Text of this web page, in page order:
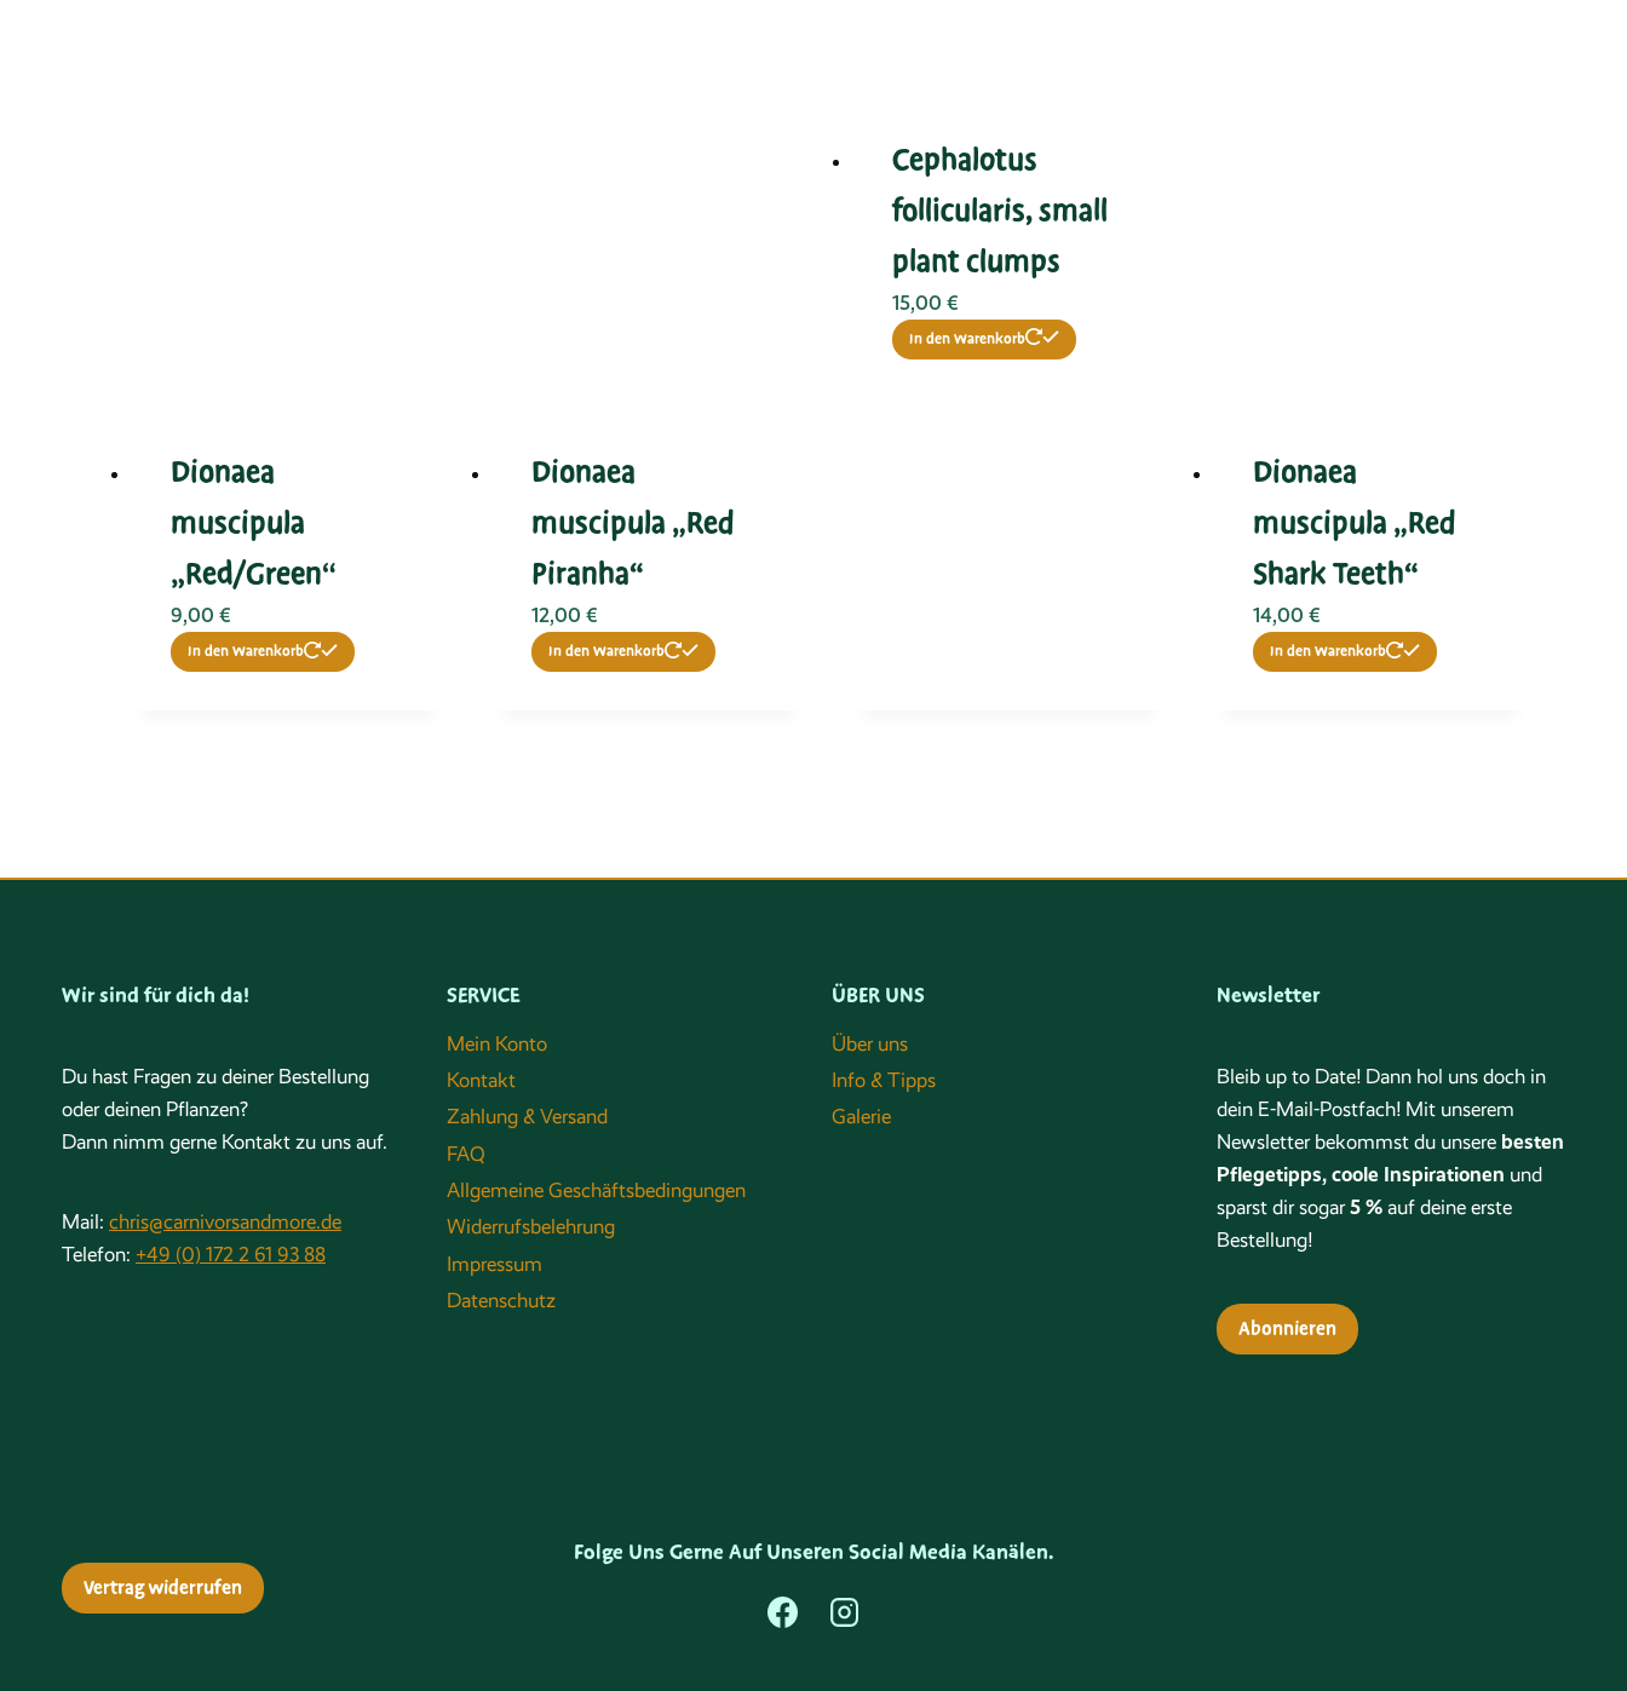
Dionaea
muscipula
„Red/Green“
9,00 €
In den Warenkorb
Dionaea
muscipula „Red
Piranha“
12,00 €
In den Warenkorb
Cephalotus
follicularis, small
plant clumps
15,00 €
In den Warenkorb
Dionaea
muscipula „Red
Shark Teeth“
14,00 €
In den Warenkorb
Wir sind für dich da!
Du hast Fragen zu deiner Bestellung
oder deinen Pflanzen?
Dann nimm gerne Kontakt zu uns auf.
Mail: chris@carnivorsandmore.de
Telefon: +49 (0) 172 2 61 93 88
SERVICE
Mein Konto
Kontakt
Zahlung & Versand
FAQ
Allgemeine Geschäftsbedingungen
Widerrufsbelehrung
Impressum
Datenschutz
ÜBER UNS
Über uns
Info & Tipps
Galerie
Newsletter
Bleib up to Date! Dann hol uns doch in
dein E-Mail-Postfach! Mit unserem
Newsletter bekommst du unsere besten
Pflegetipps, coole Inspirationen und
sparst dir sogar5 % auf deine erste
Bestellung!
Abonnieren
Vertrag widerrufen
Folge Uns Gerne Auf Unseren Social Media Kanälen.